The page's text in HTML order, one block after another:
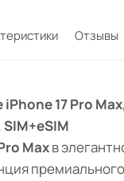
Отзывы
17 Pro
Maxв